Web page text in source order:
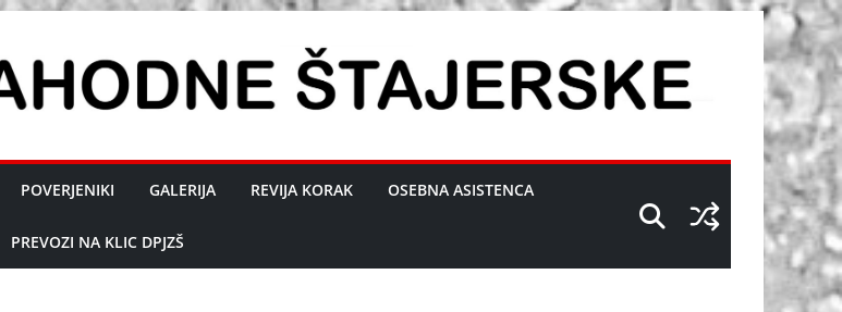
POVERJENIKI GALERIJA REVIJA KORAK OSEBNA ASISTENCA
PREVOZI NA KLIC DPJZŠ